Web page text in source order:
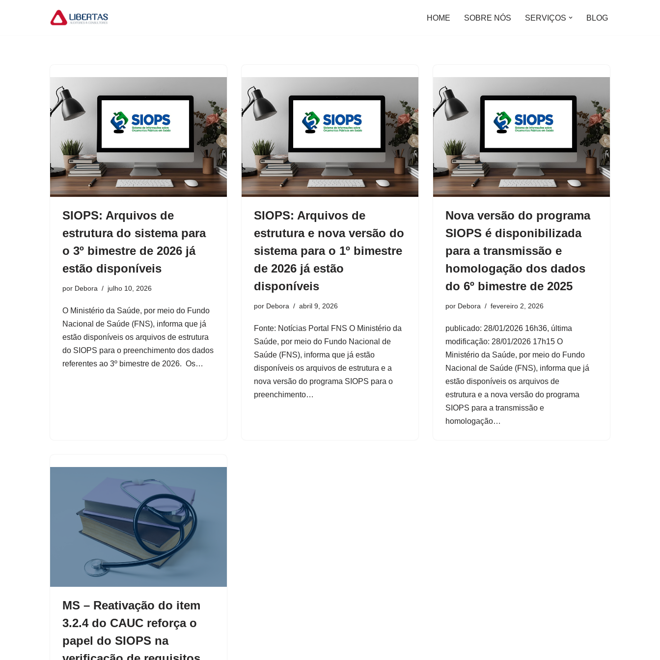
HOME SOBRE NÓS SERVIÇOS BLOG
SIOPS: Arquivos de
estrutura do sistema para
o 3º bimestre de 2026 já
estão disponíveis
por Debora julho 10, 2026
O Ministério da Saúde, por meio do Fundo
Nacional de Saúde (FNS), informa que já
estão disponíveis os arquivos de estrutura
do SIOPS para o preenchimento dos dados
referentes ao 3º bimestre de 2026. Os…
SIOPS: Arquivos de
estrutura e nova versão do
sistema para o 1º bimestre
de 2026 já estão
disponíveis
por Debora abril 9, 2026
Fonte: Notícias Portal FNS O Ministério da
Saúde, por meio do Fundo Nacional de
Saúde (FNS), informa que já estão
disponíveis os arquivos de estrutura e a
nova versão do programa SIOPS para o
preenchimento…
Nova versão do programa
SIOPS é disponibilizada
para a transmissão e
homologação dos dados
do 6º bimestre de 2025
por Debora fevereiro 2, 2026
publicado: 28/01/2026 16h36, última
modificação: 28/01/2026 17h15 O
Ministério da Saúde, por meio do Fundo
Nacional de Saúde (FNS), informa que já
estão disponíveis os arquivos de
estrutura e a nova versão do programa
SIOPS para a transmissão e
homologação…
MS – Reativação do item
3.2.4 do CAUC reforça o
papel do SIOPS na